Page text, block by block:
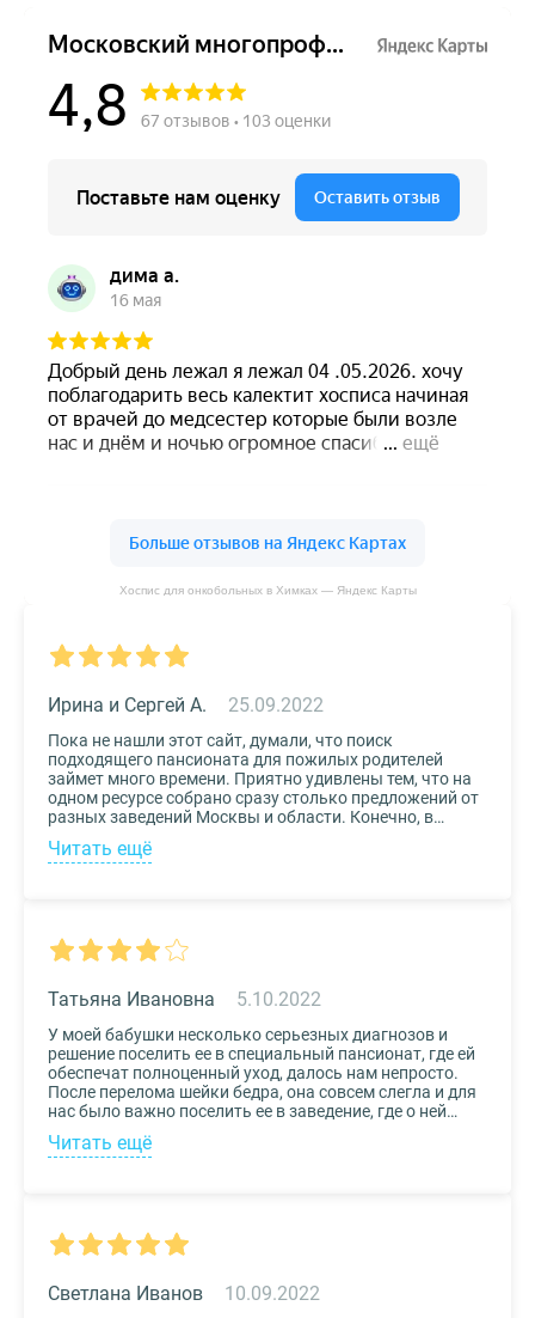
Хоспис для онкобольных в Химках — Яндекс Карты
25.09.2022
Ирина и Сергей А.
Пока не нашли этот сайт, думали, что поиск
подходящего пансионата для пожилых родителей
займет много времени. Приятно удивлены тем, что на
одном ресурсе собрано сразу столько предложений от
разных заведений Москвы и области. Конечно, в
приоритете был выбор по месту расположения –
хотелось бы, чтоб пансионат находился недалеко от
подробная, что определиться на наиболее подходящем
сервис!
Читать ещё
5.10.2022
Татьяна Ивановна
У моей бабушки несколько серьезных диагнозов и
решение поселить ее в специальный пансионат, где ей
обеспечат полноценный уход, далось нам непросто.
После перелома шейки бедра, она совсем слегла и для
нас было важно поселить ее в заведение, где о ней
будут заботиться круглосуточно. Остановили выбор
на реабилитационном центре Медвежьи Озера
Читать ещё
10.09.2022
Светлана Иванов